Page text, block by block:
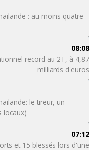
: au moins quatre
08:08
record au 2T, à 4,87
milliards d'euros
le tireur, un
locaux)
07:12
et 15 blessés lors d'une